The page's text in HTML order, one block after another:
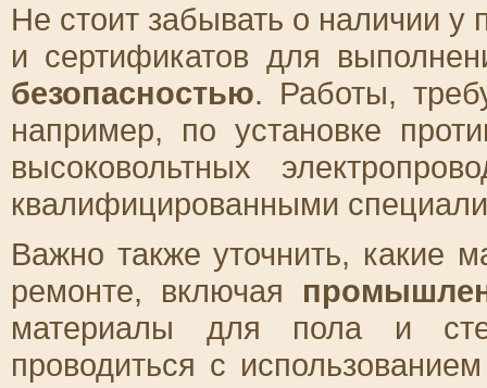
Не стоит забывать о наличии
и сертификатов для
безопасностью. Работы,
например, по установке
высоковольтных
квалифицированными
Важно также уточнить, какие
ремонте, включая
материалы для пола и
проводиться с